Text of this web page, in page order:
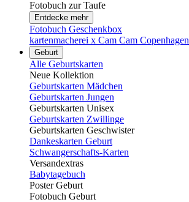
Fotobuch zur Taufe
Entdecke mehr
Fotobuch Geschenkbox
kartenmacherei x Cam Cam Copenhagen
Geburt
Alle Geburtskarten
Neue Kollektion
Geburtskarten Mädchen
Geburtskarten Jungen
Geburtskarten Unisex
Geburtskarten Zwillinge
Geburtskarten Geschwister
Dankeskarten Geburt
Schwangerschafts-Karten
Versandextras
Babytagebuch
Poster Geburt
Fotobuch Geburt